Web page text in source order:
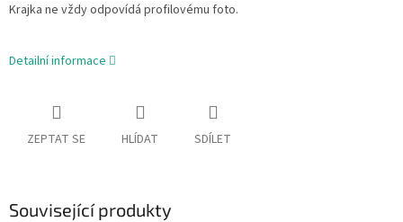
Krajka ne vždy odpovídá profilovému foto.
Detailní informace
ZEPTAT SE HLÍDAT SDÍLET
Související produkty